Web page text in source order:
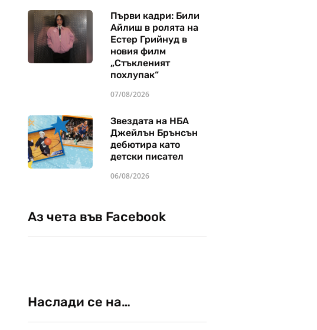
Първи кадри: Били
Айлиш в ролята на
Естер Грийнуд в
новия филм
„Стъкленият
похлупак“
07/08/2026
Звездата на НБА
Джейлън Брънсън
дебютира като
детски писател
06/08/2026
Аз чета във Facebook
Наслади се на…